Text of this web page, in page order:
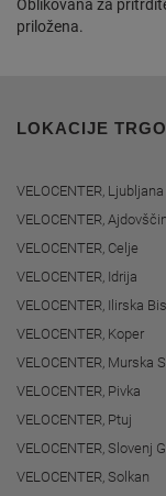
Oblikovana za
priložena.
LOKACIJE
VELOCENTER,
VELOCENTER,
VELOCENTER, Celje
VELOCENTER, Idrija
VELOCENTER, Ilirska
VELOCENTER, Koper
VELOCENTER, Murska
VELOCENTER, Pivka
VELOCENTER, Ptuj
VELOCENTER, Slovenj
VELOCENTER, Solkan